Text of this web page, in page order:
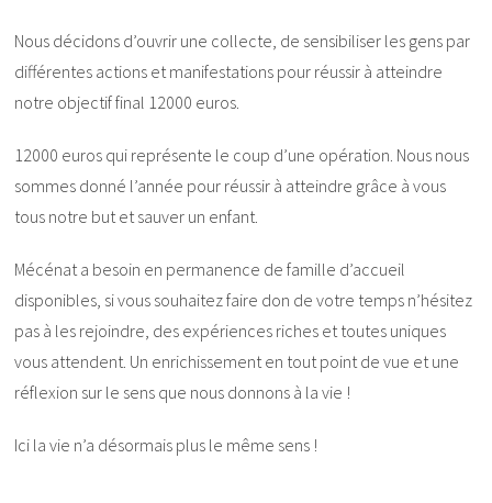
Nous décidons d’ouvrir une collecte, de sensibiliser les gens par
différentes actions et manifestations pour réussir à atteindre
notre objectif final 12000 euros.
12000 euros qui représente le coup d’une opération. Nous nous
sommes donné l’année pour réussir à atteindre grâce à vous
tous notre but et sauver un enfant.
Mécénat a besoin en permanence de famille d’accueil
disponibles, si vous souhaitez faire don de votre temps n’hésitez
pas à les rejoindre, des expériences riches et toutes uniques
vous attendent. Un enrichissement en tout point de vue et une
réflexion sur le sens que nous donnons à la vie !
Ici la vie n’a désormais plus le même sens !